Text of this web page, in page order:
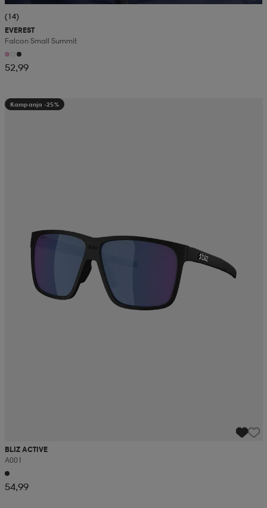
(14)
EVEREST
Falcon Small Summit
52,99
Kampanja -25%
BLIZ ACTIVE
A001
54,99